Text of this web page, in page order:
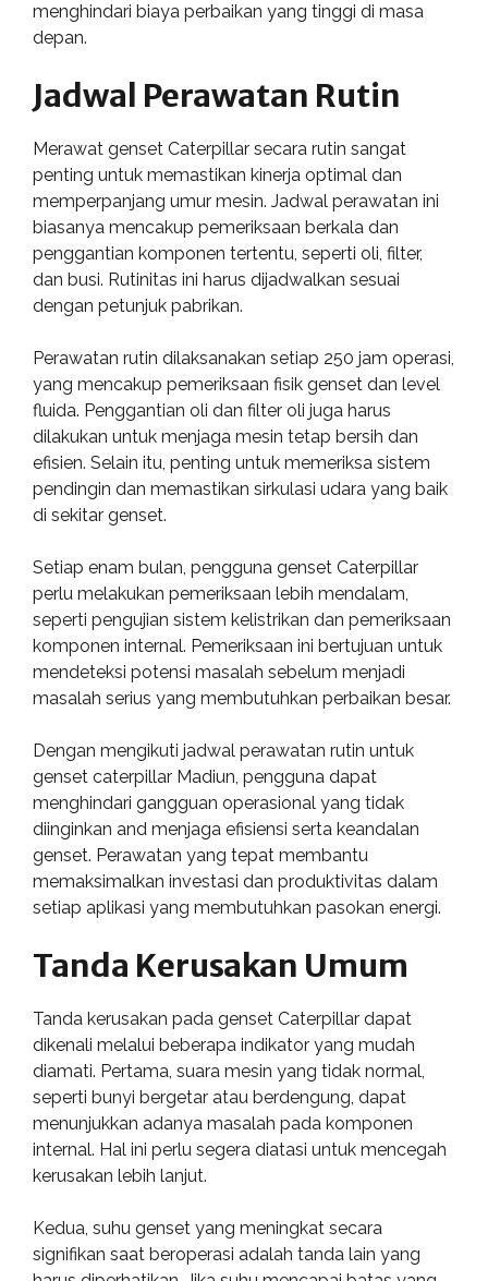
menghindari biaya perbaikan yang tinggi di masa
depan.
Jadwal Perawatan Rutin
Merawat genset Caterpillar secara rutin sangat
penting untuk memastikan kinerja optimal dan
memperpanjang umur mesin. Jadwal perawatan ini
biasanya mencakup pemeriksaan berkala dan
penggantian komponen tertentu, seperti oli, filter,
dan busi. Rutinitas ini harus dijadwalkan sesuai
dengan petunjuk pabrikan.
Perawatan rutin dilaksanakan setiap 250 jam operasi,
yang mencakup pemeriksaan fisik genset dan level
fluida. Penggantian oli dan filter oli juga harus
dilakukan untuk menjaga mesin tetap bersih dan
efisien. Selain itu, penting untuk memeriksa sistem
pendingin dan memastikan sirkulasi udara yang baik
di sekitar genset.
Setiap enam bulan, pengguna genset Caterpillar
perlu melakukan pemeriksaan lebih mendalam,
seperti pengujian sistem kelistrikan dan pemeriksaan
komponen internal. Pemeriksaan ini bertujuan untuk
mendeteksi potensi masalah sebelum menjadi
masalah serius yang membutuhkan perbaikan besar.
Dengan mengikuti jadwal perawatan rutin untuk
genset caterpillar Madiun, pengguna dapat
menghindari gangguan operasional yang tidak
diinginkan and menjaga efisiensi serta keandalan
genset. Perawatan yang tepat membantu
memaksimalkan investasi dan produktivitas dalam
setiap aplikasi yang membutuhkan pasokan energi.
Tanda Kerusakan Umum
Tanda kerusakan pada genset Caterpillar dapat
dikenali melalui beberapa indikator yang mudah
diamati. Pertama, suara mesin yang tidak normal,
seperti bunyi bergetar atau berdengung, dapat
menunjukkan adanya masalah pada komponen
internal. Hal ini perlu segera diatasi untuk mencegah
kerusakan lebih lanjut.
Kedua, suhu genset yang meningkat secara
signifikan saat beroperasi adalah tanda lain yang